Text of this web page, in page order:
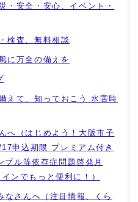
・安全・安心、イベント・
検査、無料相談
に万全の備えを
えて、知っておこう 水害時
へ（はじめよう！大阪市子
申込期限 プレミアム付き
ル等依存症問題啓発月
ンでもっと便利に！）
なさんへ（注目情報、くら